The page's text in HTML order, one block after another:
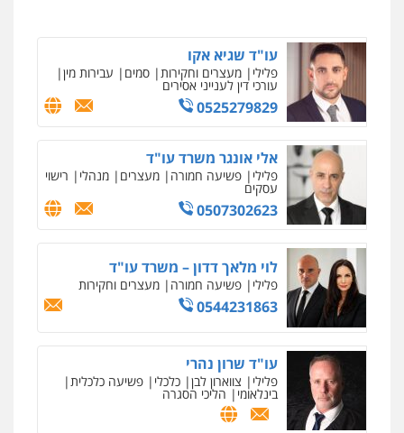
עו"ד אלון קריטי
פלילי כלכלי אלימות סמים מעצרים
0525544654
עו"ד זוהר ארבל
פלילי פשיעה חמורה מעצרים וחקירות
קטינים
0538788878
עו"ד שגיא אקו
פלילי מעצרים וחקירות סמים עבירות מין
עורכי דין לענייני אסירים
0525279829
אלי אונגר משרד עו"ד
פלילי פשיעה חמורה מעצרים מנהלי רישוי
עסקים
0507302623
לוי מלאך דדון – משרד עו"ד
פלילי פשיעה חמורה מעצרים וחקירות
0544231863
עו"ד שרון נהרי
פלילי צווארון לבן כלכלי פשיעה כלכלית
בינלאומי הליכי הסגרה